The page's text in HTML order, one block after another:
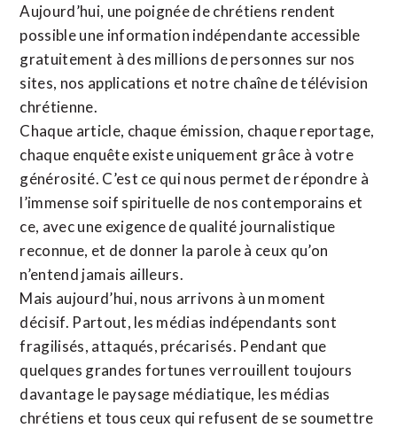
Aujourd’hui, une poignée de chrétiens rendent
possible une information indépendante accessible
gratuitement à des millions de personnes sur nos
sites, nos applications et notre chaîne de télévision
chrétienne.
Chaque article, chaque émission, chaque reportage,
chaque enquête existe uniquement grâce à votre
générosité. C’est ce qui nous permet de répondre à
l’immense soif spirituelle de nos contemporains et
ce, avec une exigence de qualité journalistique
reconnue, et de donner la parole à ceux qu’on
n’entend jamais ailleurs.
Mais aujourd’hui, nous arrivons à un moment
décisif. Partout, les médias indépendants sont
fragilisés, attaqués, précarisés. Pendant que
quelques grandes fortunes verrouillent toujours
davantage le paysage médiatique, les médias
chrétiens et tous ceux qui refusent de se soumettre